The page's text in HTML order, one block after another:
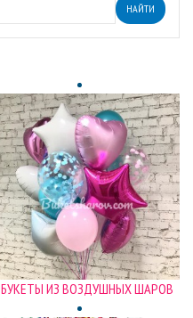
НАЙТИ
БУКЕТЫ ИЗ ВОЗДУШНЫХ ШАРОВ